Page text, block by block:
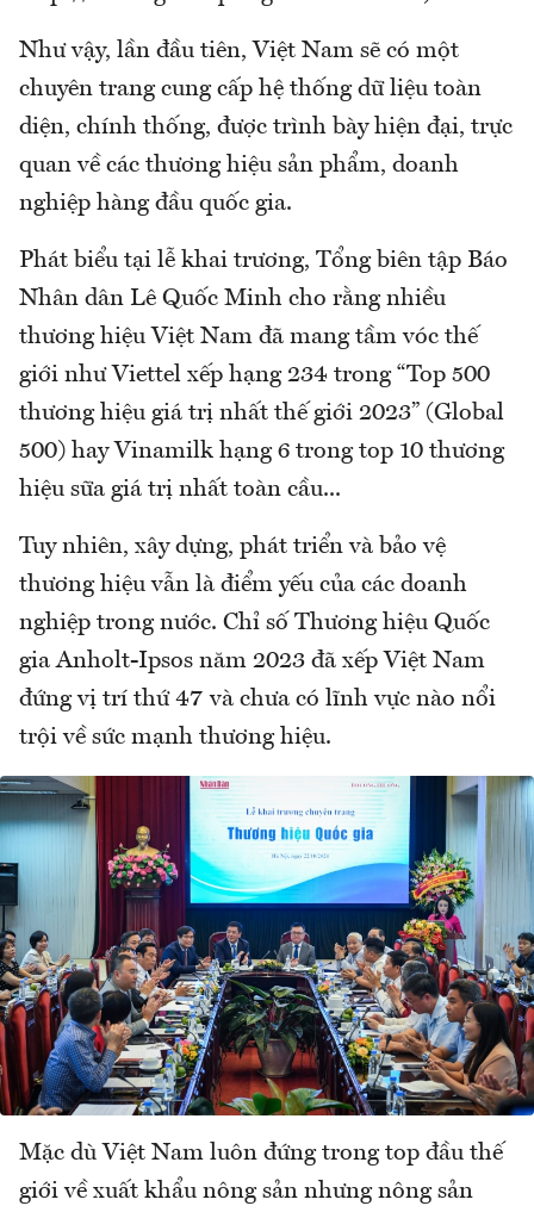
Như vậy, lần đầu tiên, Việt Nam sẽ có một
chuyên trang cung cấp hệ thống dữ liệu toàn
diện, chính thống, được trình bày hiện đại, trực
quan về các thương hiệu sản phẩm, doanh
nghiệp hàng đầu quốc gia.
Phát biểu tại lễ khai trương, Tổng biên tập Báo
Nhân dân Lê Quốc Minh cho rằng nhiều
thương hiệu Việt Nam đã mang tầm vóc thế
giới như Viettel xếp hạng 234 trong “Top 500
thương hiệu giá trị nhất thế giới 2023” (Global
500) hay Vinamilk hạng 6 trong top 10 thương
hiệu sữa giá trị nhất toàn cầu...
Tuy nhiên, xây dựng, phát triển và bảo vệ
thương hiệu vẫn là điểm yếu của các doanh
nghiệp trong nước. Chỉ số Thương hiệu Quốc
gia Anholt-Ipsos năm 2023 đã xếp Việt Nam
đứng vị trí thứ 47 và chưa có lĩnh vực nào nổi
trội về sức mạnh thương hiệu.
Mặc dù Việt Nam luôn đứng trong top đầu thế
giới về xuất khẩu nông sản nhưng nông sản